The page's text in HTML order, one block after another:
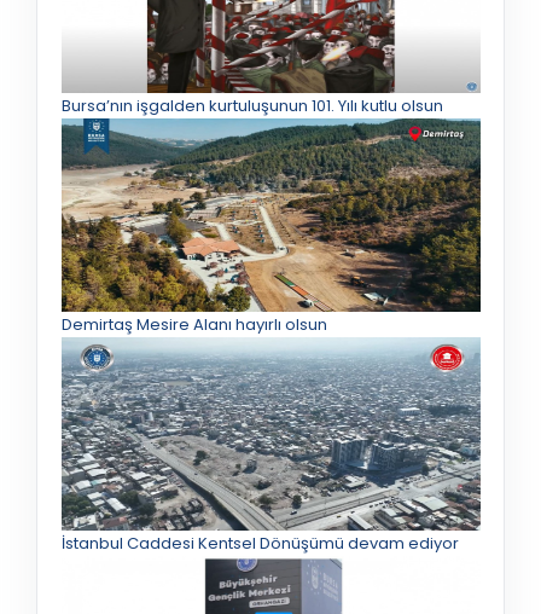
Bursa’nın işgalden kurtuluşunun 101. Yılı kutlu olsun
Demirtaş Mesire Alanı hayırlı olsun
İstanbul Caddesi Kentsel Dönüşümü devam ediyor